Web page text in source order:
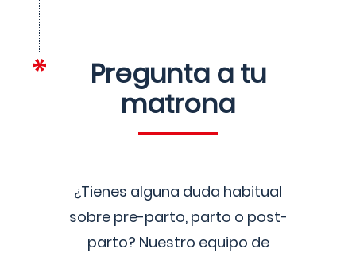
Pregunta a tu
matrona
¿Tienes alguna duda habitual
sobre pre-parto, parto o post-
parto? Nuestro equipo de